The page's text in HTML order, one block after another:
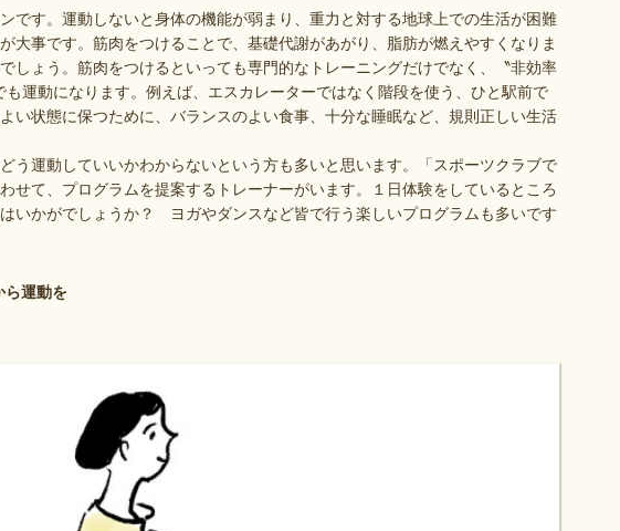
です。運動しないと身体の機能が弱まり、重力と対する地球上での生活が困難
大事です。筋肉をつけることで、基礎代謝があがり、脂肪が燃えやすくなりま
しょう。筋肉をつけるといっても専門的なトレーニングだけでなく、〝非効率
も運動になります。例えば、エスカレーターではなく階段を使う、ひと駅前で
い状態に保つために、バランスのよい食事、十分な睡眠など、規則正しい生活
う運動していいかわからないという方も多いと思います。「スポーツクラブで
せて、プログラムを提案するトレーナーがいます。１日体験をしているところ
いかがでしょうか？ ヨガやダンスなど皆で行う楽しいプログラムも多いです
ら運動を